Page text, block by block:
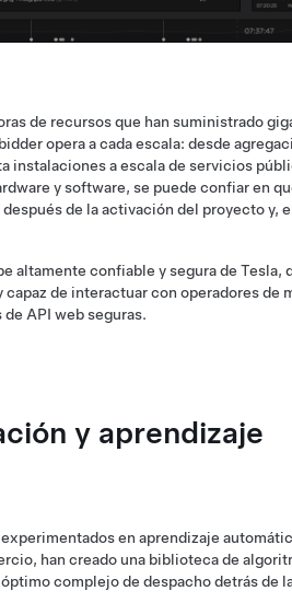
de recursos que han suministrado
opera a cada escala: desde
instalaciones a escala de servicios
y software, se puede confiar en
de la activación del proyecto y,
altamente confiable y segura de Tesla,
de interactuar con operadores de
API web seguras.
y aprendizaje
en aprendizaje
han creado una biblioteca de
complejo de despacho detrás de